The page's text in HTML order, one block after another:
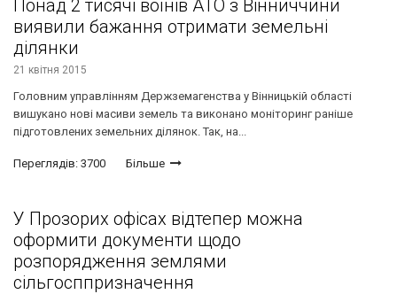
Понад 2 тисячі воїнів АТО з Вінниччини
виявили бажання отримати земельні
ділянки
21 квітня 2015
Головним управлінням Держземагенства у Вінницькій області
вишукано нові масиви земель та виконано моніторинг раніше
підготовлених земельних ділянок. Так, на...
Переглядів: 3700 Більше
У Прозорих офісах відтепер можна
оформити документи щодо
розпорядження землями
сільгосппризначення